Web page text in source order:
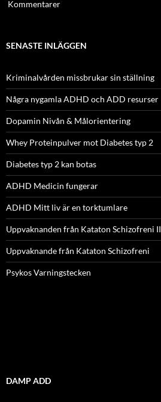
Kommentarer
SENASTE INLÄGGEN
Kriminalvården missbrukar sin ställning
Några nygamla ADHD och ADD resurser
Dopamin Nivån & Målorientering
Whey Proteinpulver mot Diabetes typ 2
Diabetes typ 2 kan botas
ADHD Medicin fungerar
ADHD Mitt liv är en torktumlare
Uppvaknanden från Kataton Schizofreni II
Uppvaknande från Kataton Schizofreni
Psykos Varningstecken
DAMP ADD